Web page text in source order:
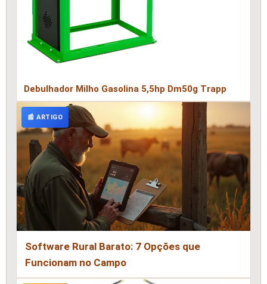
Debulhador Milho Gasolina 5,5hp Dm50g Trapp
📰 ARTIGO
Software Rural Barato: 7 Opções que
Funcionam no Campo